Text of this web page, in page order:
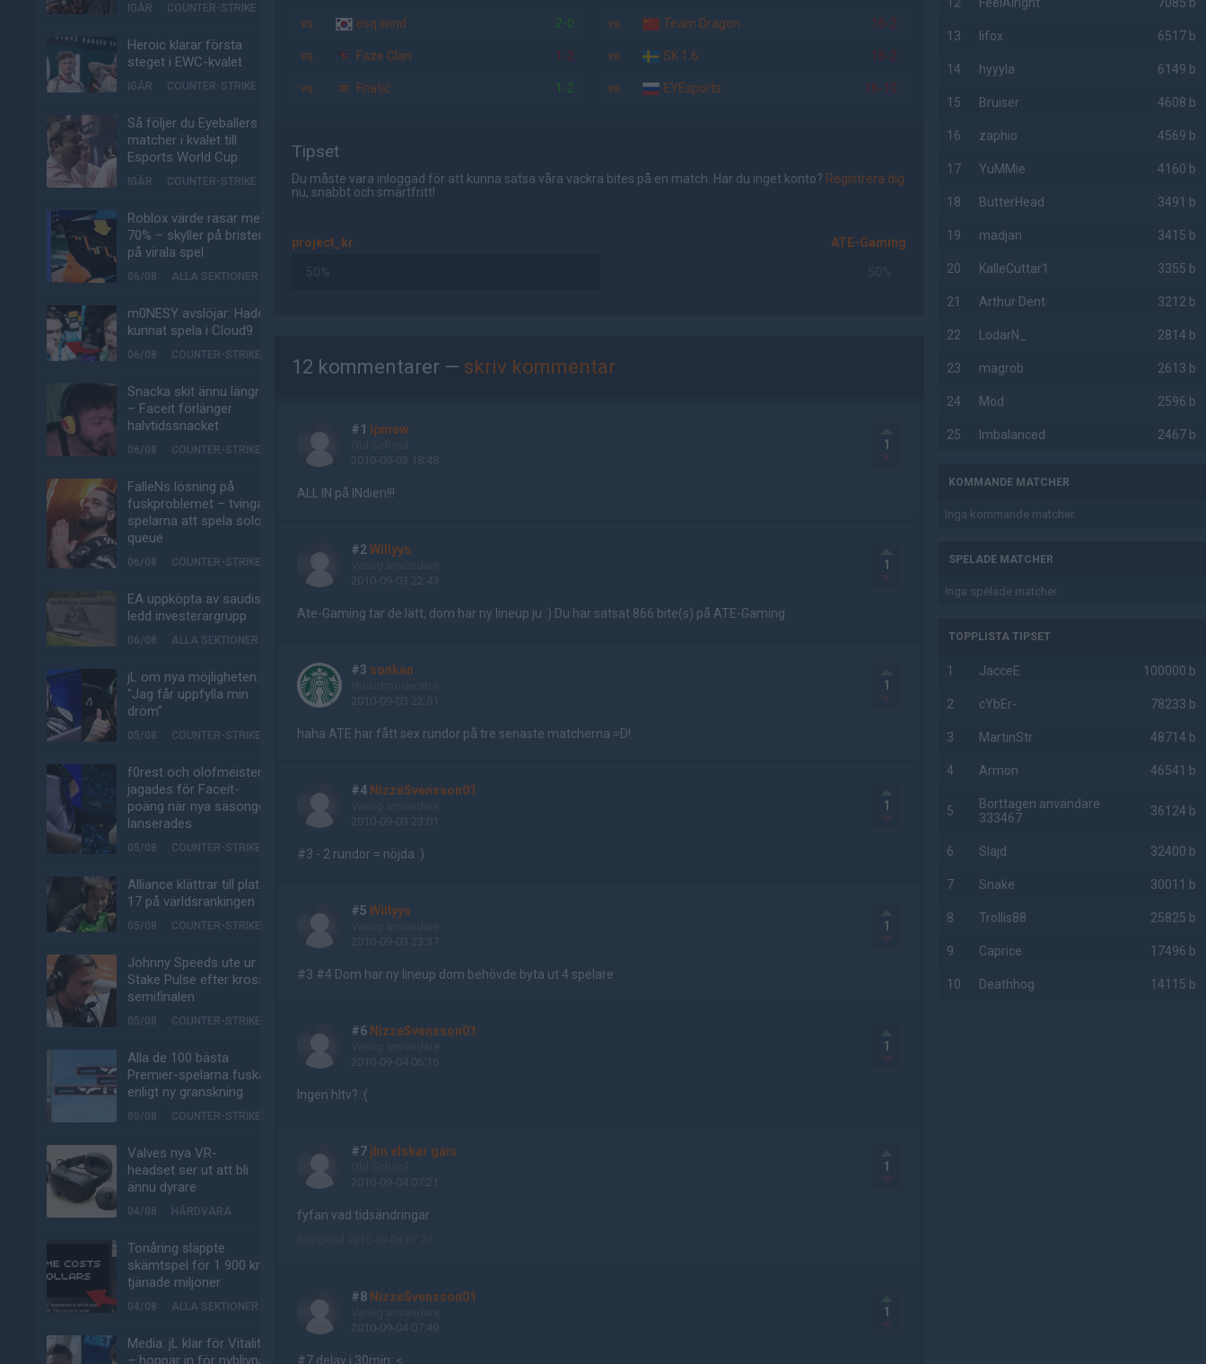
IGÅR COUNTER-STRIKE
Heroic klarar första
steget i EWC-kvalet
IGÅR COUNTER-STRIKE
Så följer du Eyeballers
matcher i kvalet till
Esports World Cup
IGÅR COUNTER-STRIKE
Roblox värde rasar med
70% – skyller på bristen
på virala spel
06/08 ALLA SEKTIONER
m0NESY avslöjar: Hade
kunnat spela i Cloud9
06/08 COUNTER-STRIKE
Snacka skit ännu längre
– Faceit förlänger
halvtidssnacket
06/08 COUNTER-STRIKE
FalleNs lösning på
fuskproblemet – tvinga
spelarna att spela solo-
queue
06/08 COUNTER-STRIKE
EA uppköpta av saudisk-
ledd investerargrupp
06/08 ALLA SEKTIONER
jL om nya möjligheten:
"Jag får uppfylla min
dröm"
05/08 COUNTER-STRIKE
f0rest och olofmeister
jagades för Faceit-
poäng när nya säsongen
lanserades
05/08 COUNTER-STRIKE
Alliance klättrar till plats
17 på världsrankingen
05/08 COUNTER-STRIKE
Johnny Speeds ute ur
Stake Pulse efter kross i
semifinalen
05/08 COUNTER-STRIKE
Alla de 100 bästa
Premier-spelarna fuskar
enligt ny granskning
05/08 COUNTER-STRIKE
Valves nya VR-
headset ser ut att bli
ännu dyrare
04/08 HÅRDVARA
Tonåring släppte
skämtspel för 1 900 kr –
tjänade miljoner
04/08 ALLA SEKTIONER
Media: jL klar för Vitality
– hoppar in för nyblivna
vs. esq.wind 2-0
vs. Faze Clan 1-2
vs. Fnatic 1-2
vs. Team Dragon 16-2
vs. SK 1.6 16-2
vs. EYEsports 16-10
Tipset
Du måste vara inloggad för att kunna satsa våra vackra bites på en match. Har du inget konto? Registrera dig
nu, snabbt och smärtfritt!
project_kr ATE-Gaming
50% 50%
12 kommentarer — skriv kommentar
#1 ipmew
2010-09-03 18:48
1
ALL IN på INdien!!!
#2Willyys
2010-09-03 22:43
1
Ate-Gaming tar de lätt, dom har ny lineup ju :) Du har satsat 866 bite(s) på ATE-Gaming
#3 sonkan
2010-09-03 22:51
1
haha ATE har fått sex rundor på tre senaste matcherna =D!
#4 NizzeSvensson01
2010-09-03 23:01
1
#3 - 2 rundor = nöjda :)
#5 Willyys
2010-09-03 23:37
1
#3 #4 Dom har ny lineup dom behövde byta ut 4 spelare
#6 NizzeSvensson01
2010-09-04 06:16
1
Ingen hltv? :(
#7 jhn elskar gais
2010-09-04 07:21
1
fyfan vad tidsändringar
#8 NizzeSvensson01
2010-09-04 07:49
1
#7 delay i 30min :<
13 lifox 6517 b
14 hyyyla 6149 b
15 Bruiser 4608 b
16 zaphio 4569 b
17 YuMMie 4160 b
18 ButterHead 3491 b
19 madjan 3415 b
20 KalleCuttar1 3355 b
21 Arthur Dent 3212 b
22 LodarN_ 2814 b
23 magrob 2613 b
24 Mod 2596 b
25 Imbalanced 2467 b
KOMMANDE MATCHER
Inga kommande matcher.
SPELADE MATCHER
Inga spelade matcher.
TOPPLISTA TIPSET
1 JacceE 100000 b
2 cYbEr- 78233 b
3 MartinStr 48714 b
4 Armon 46541 b
5
Borttagen användare
333467
36124 b
6 Slajd 32400 b
7 Snake 30011 b
8 Trollis88 25825 b
9 Caprice 17496 b
10 Deathhog 14115 b